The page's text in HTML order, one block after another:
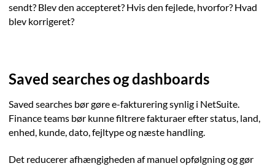
sendt? Blev den accepteret? Hvis den fejlede, hvorfor? Hvad
blev korrigeret?
Saved searches og dashboards
Saved searches bør gøre e-fakturering synlig i NetSuite.
Finance teams bør kunne filtrere fakturaer efter status, land,
enhed, kunde, dato, fejltype og næste handling.
Det reducerer afhængigheden af manuel opfølgning og gør